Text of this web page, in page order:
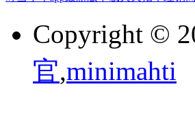
Copyright ©
官,minimahti